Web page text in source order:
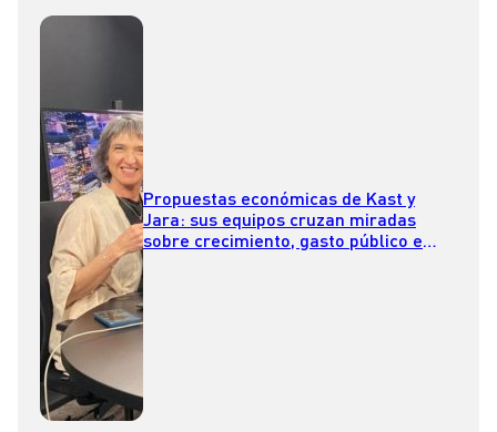
Propuestas económicas de Kast y
Jara: sus equipos cruzan miradas
sobre crecimiento, gasto público e